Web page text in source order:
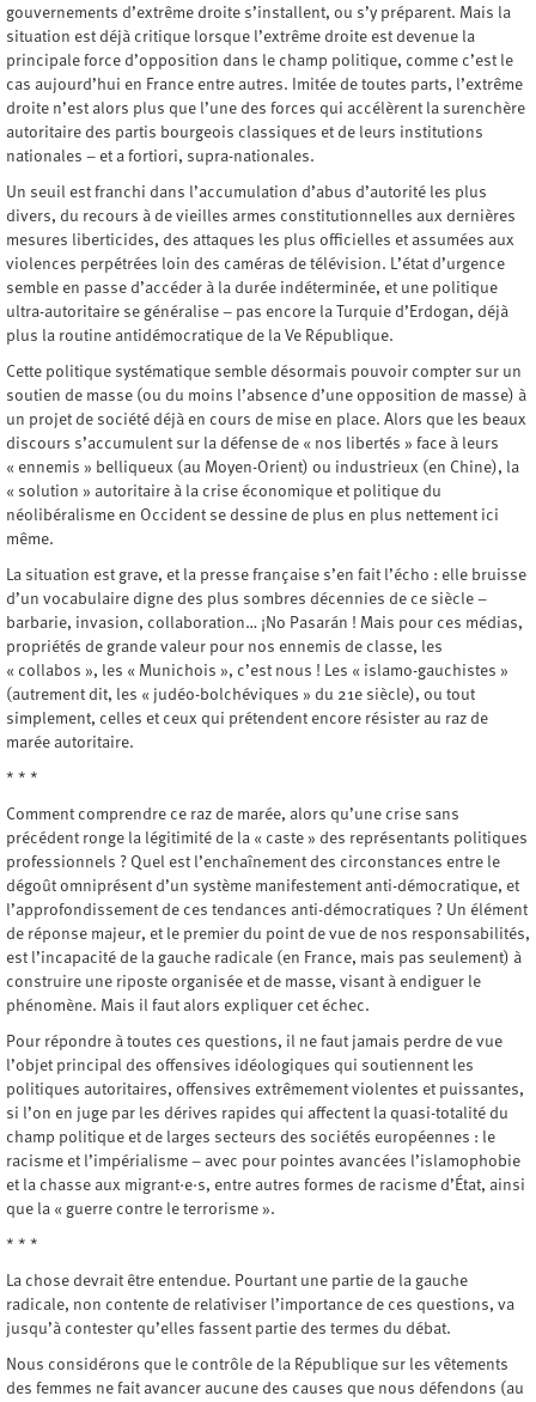
gouvernements d’extrême droite s’installent, ou s’y préparent. Mais la
situation est déjà critique lorsque l’extrême droite est devenue la
principale force d’opposition dans le champ politique, comme c’est le
cas aujourd’hui en France entre autres. Imitée de toutes parts, l’extrême
droite n’est alors plus que l’une des forces qui accélèrent la surenchère
autoritaire des partis bourgeois classiques et de leurs institutions
nationales – et a fortiori, supra-nationales.
Un seuil est franchi dans l’accumulation d’abus d’autorité les plus
divers, du recours à de vieilles armes constitutionnelles aux dernières
mesures liberticides, des attaques les plus officielles et assumées aux
violences perpétrées loin des caméras de télévision. L’état d’urgence
semble en passe d’accéder à la durée indéterminée, et une politique
ultra-autoritaire se généralise – pas encore la Turquie d’Erdogan, déjà
plus la routine antidémocratique de la Ve République.
Cette politique systématique semble désormais pouvoir compter sur un
soutien de masse (ou du moins l’absence d’une opposition de masse) à
un projet de société déjà en cours de mise en place. Alors que les beaux
discours s’accumulent sur la défense de « nos libertés » face à leurs
« ennemis » belliqueux (au Moyen-Orient) ou industrieux (en Chine), la
« solution » autoritaire à la crise économique et politique du
néolibéralisme en Occident se dessine de plus en plus nettement ici
même.
La situation est grave, et la presse française s’en fait l’écho : elle bruisse
d’un vocabulaire digne des plus sombres décennies de ce siècle –
barbarie, invasion, collaboration… ¡No Pasarán ! Mais pour ces médias,
propriétés de grande valeur pour nos ennemis de classe, les
« collabos », les « Munichois », c’est nous ! Les « islamo-gauchistes »
(autrement dit, les « judéo-bolchéviques » du 21e siècle), ou tout
simplement, celles et ceux qui prétendent encore résister au raz de
marée autoritaire.
* * *
Comment comprendre ce raz de marée, alors qu’une crise sans
précédent ronge la légitimité de la « caste » des représentants politiques
professionnels ? Quel est l’enchaînement des circonstances entre le
dégoût omniprésent d’un système manifestement anti-démocratique, et
l’approfondissement de ces tendances anti-démocratiques ? Un élément
de réponse majeur, et le premier du point de vue de nos responsabilités,
est l’incapacité de la gauche radicale (en France, mais pas seulement) à
construire une riposte organisée et de masse, visant à endiguer le
phénomène. Mais il faut alors expliquer cet échec.
Pour répondre à toutes ces questions, il ne faut jamais perdre de vue
l’objet principal des offensives idéologiques qui soutiennent les
politiques autoritaires, offensives extrêmement violentes et puissantes,
si l’on en juge par les dérives rapides qui affectent la quasi-totalité du
champ politique et de larges secteurs des sociétés européennes : le
racisme et l’impérialisme – avec pour pointes avancées l’islamophobie
et la chasse aux migrant·e·s, entre autres formes de racisme d’État, ainsi
que la « guerre contre le terrorisme ».
* * *
La chose devrait être entendue. Pourtant une partie de la gauche
radicale, non contente de relativiser l’importance de ces questions, va
jusqu’à contester qu’elles fassent partie des termes du débat.
Nous considérons que le contrôle de la République sur les vêtements
des femmes ne fait avancer aucune des causes que nous défendons (au